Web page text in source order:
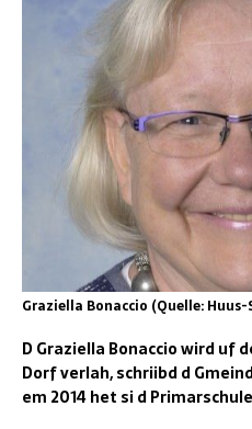
Graziella Bonaccio (Quelle:
D Graziella Bonaccio wird uf
Dorf verlah, schriibd d
em 2014 het si d